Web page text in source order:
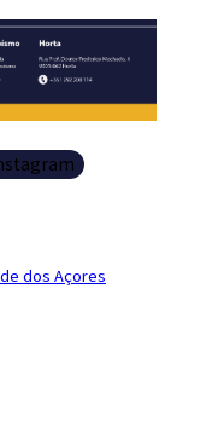
dos Açores